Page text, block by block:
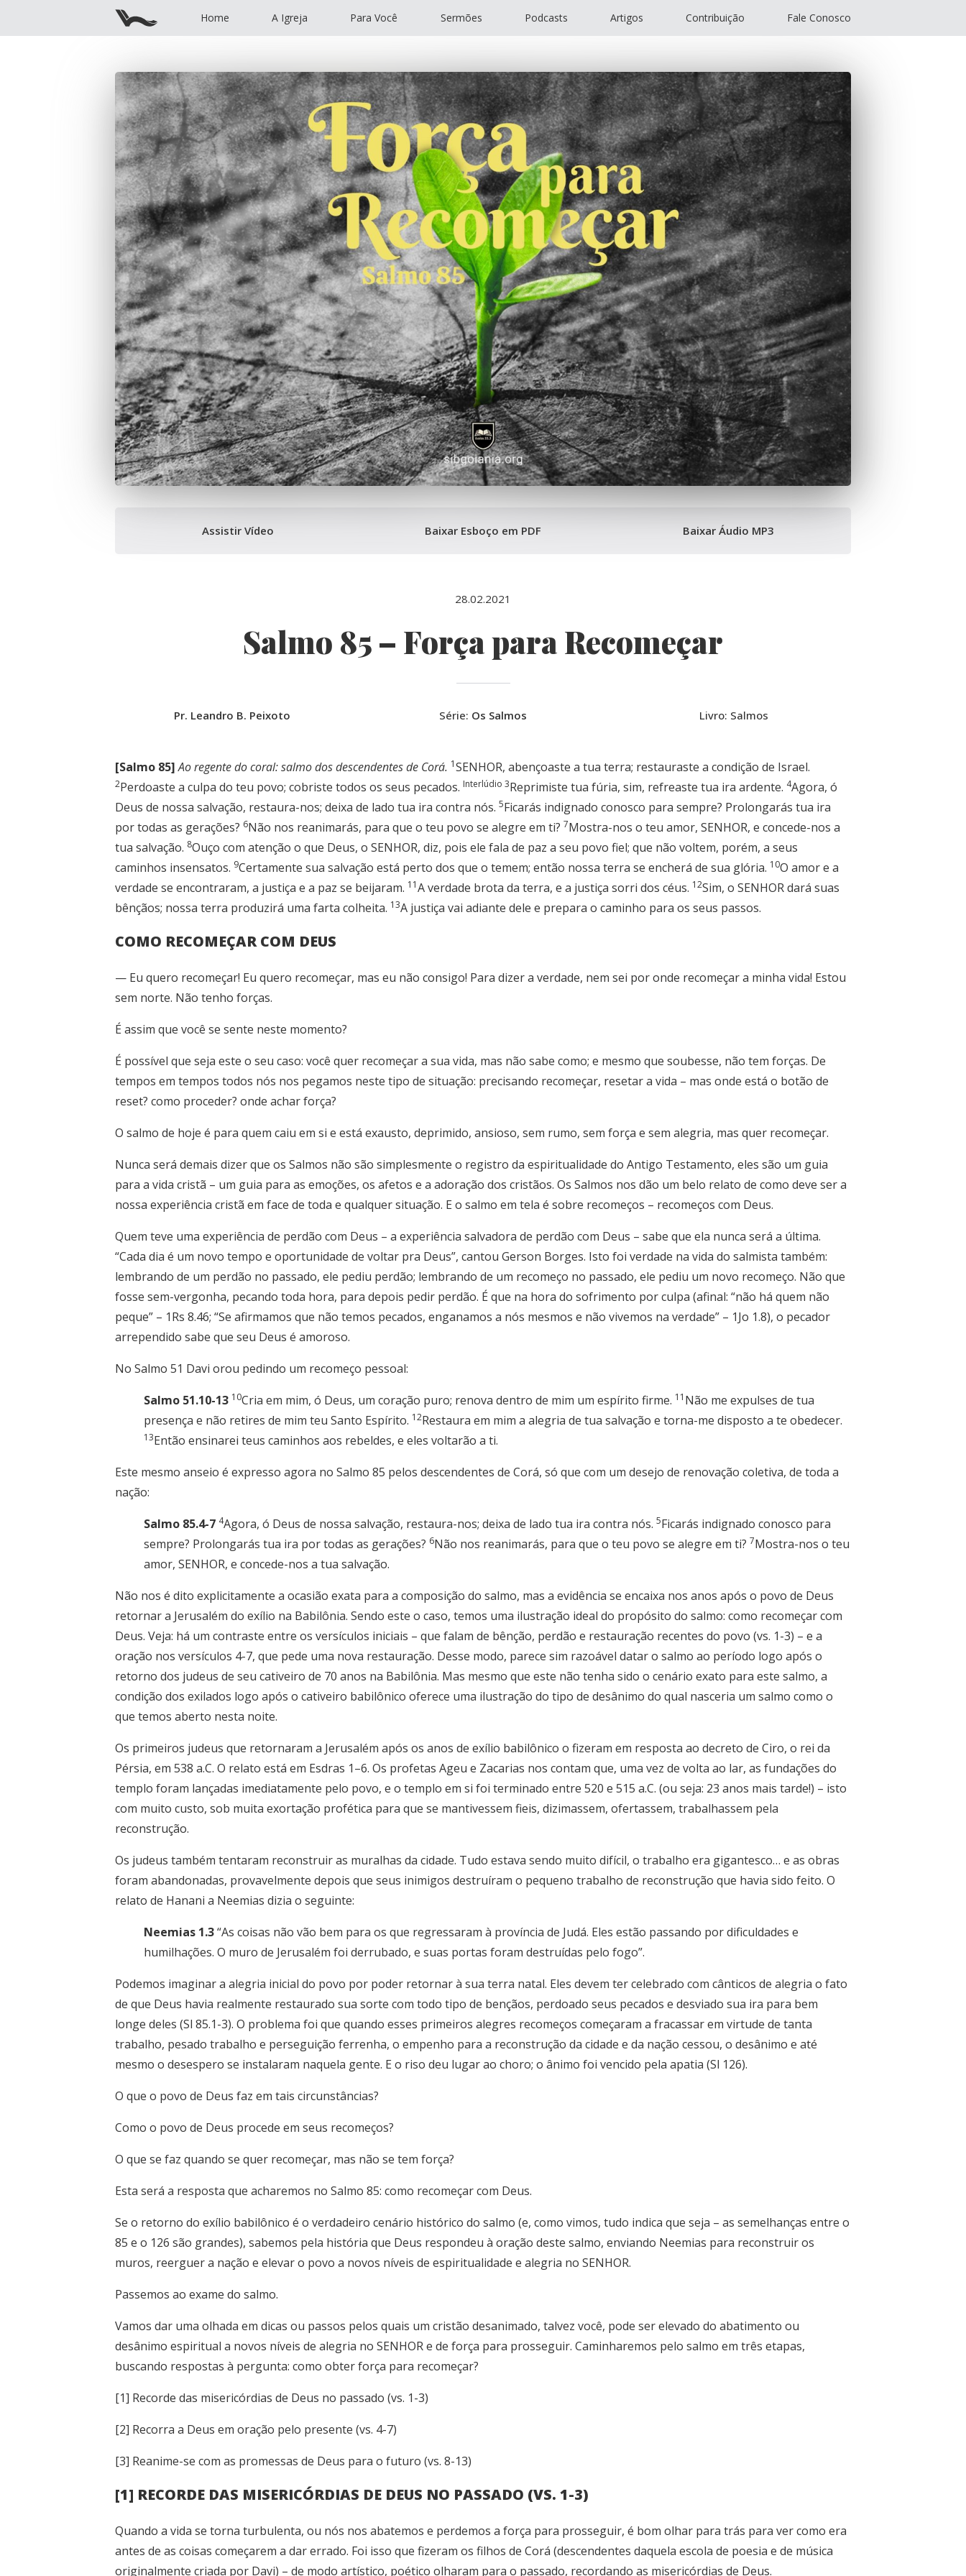
Home A Igreja Para Você Sermões Podcasts Artigos Contribuição Fale Conosco
Assistir Vídeo Baixar Esboço em PDF Baixar Áudio MP3
28.02.2021
Salmo 85 – Força para Recomeçar
Pr. Leandro B. Peixoto Série: Os Salmos Livro: Salmos
[Salmo 85]Ao regente do coral: salmo dos descendentes de Corá. 1SENHOR, abençoaste a tua terra; restauraste a condição de Israel.
2Perdoaste a culpa do teu povo; cobriste todos os seus pecados. Interlúdio 3Reprimiste tua fúria, sim, refreaste tua ira ardente. 4Agora, ó
Deus de nossa salvação, restaura-nos; deixa de lado tua ira contra nós. 5Ficarás indignado conosco para sempre? Prolongarás tua ira
por todas as gerações? 6Não nos reanimarás, para que o teu povo se alegre em ti? 7Mostra-nos o teu amor, SENHOR, e concede-nos a
tua salvação. 8Ouço com atenção o que Deus, o SENHOR, diz, pois ele fala de paz a seu povo fiel; que não voltem, porém, a seus
caminhos insensatos. 9Certamente sua salvação está perto dos que o temem; então nossa terra se encherá de sua glória. 10O amor e a
verdade se encontraram, a justiça e a paz se beijaram. 11A verdade brota da terra, e a justiça sorri dos céus. 12Sim, o SENHOR dará suas
bênçãos; nossa terra produzirá uma farta colheita. 13A justiça vai adiante dele e prepara o caminho para os seus passos.
COMO RECOMEÇAR COM DEUS
— Eu quero recomeçar! Eu quero recomeçar, mas eu não consigo! Para dizer a verdade, nem sei por onde recomeçar a minha vida! Estou
sem norte. Não tenho forças.
É assim que você se sente neste momento?
É possível que seja este o seu caso: você quer recomeçar a sua vida, mas não sabe como; e mesmo que soubesse, não tem forças. De
tempos em tempos todos nós nos pegamos neste tipo de situação: precisando recomeçar, resetar a vida – mas onde está o botão de
reset? como proceder? onde achar força?
O salmo de hoje é para quem caiu em si e está exausto, deprimido, ansioso, sem rumo, sem força e sem alegria, mas quer recomeçar.
Nunca será demais dizer que os Salmos não são simplesmente o registro da espiritualidade do Antigo Testamento, eles são um guia
para a vida cristã – um guia para as emoções, os afetos e a adoração dos cristãos. Os Salmos nos dão um belo relato de como deve ser a
nossa experiência cristã em face de toda e qualquer situação. E o salmo em tela é sobre recomeços – recomeços com Deus.
Quem teve uma experiência de perdão com Deus – a experiência salvadora de perdão com Deus – sabe que ela nunca será a última.
“Cada dia é um novo tempo e oportunidade de voltar pra Deus”, cantou Gerson Borges. Isto foi verdade na vida do salmista também:
lembrando de um perdão no passado, ele pediu perdão; lembrando de um recomeço no passado, ele pediu um novo recomeço. Não que
fosse sem-vergonha, pecando toda hora, para depois pedir perdão. É que na hora do sofrimento por culpa (afinal: “não há quem não
peque” – 1Rs 8.46; “Se afirmamos que não temos pecados, enganamos a nós mesmos e não vivemos na verdade” – 1Jo 1.8), o pecador
arrependido sabe que seu Deus é amoroso.
No Salmo 51 Davi orou pedindo um recomeço pessoal:
Salmo 51.10-13 10Cria em mim, ó Deus, um coração puro; renova dentro de mim um espírito firme. 11 Não me expulses de tua
presença e não retires de mim teu Santo Espírito. 12Restaura em mim a alegria de tua salvação e torna-me disposto a te obedecer.
13Então ensinarei teus caminhos aos rebeldes, e eles voltarão a ti.
Este mesmo anseio é expresso agora no Salmo 85 pelos descendentes de Corá, só que com um desejo de renovação coletiva, de toda a
nação:
Salmo 85.4-7 4Agora, ó Deus de nossa salvação, restaura-nos; deixa de lado tua ira contra nós. 5Ficarás indignado conosco para
sempre? Prolongarás tua ira por todas as gerações? 6Não nos reanimarás, para que o teu povo se alegre em ti? 7Mostra-nos o teu
amor, SENHOR, e concede-nos a tua salvação.
Não nos é dito explicitamente a ocasião exata para a composição do salmo, mas a evidência se encaixa nos anos após o povo de Deus
retornar a Jerusalém do exílio na Babilônia. Sendo este o caso, temos uma ilustração ideal do propósito do salmo: como recomeçar com
Deus. Veja: há um contraste entre os versículos iniciais – que falam de bênção, perdão e restauração recentes do povo (vs. 1-3) – e a
oração nos versículos 4-7, que pede uma nova restauração. Desse modo, parece sim razoável datar o salmo ao período logo após o
retorno dos judeus de seu cativeiro de 70 anos na Babilônia. Mas mesmo que este não tenha sido o cenário exato para este salmo, a
condição dos exilados logo após o cativeiro babilônico oferece uma ilustração do tipo de desânimo do qual nasceria um salmo como o
que temos aberto nesta noite.
Os primeiros judeus que retornaram a Jerusalém após os anos de exílio babilônico o fizeram em resposta ao decreto de Ciro, o rei da
Pérsia, em 538 a.C. O relato está em Esdras 1–6. Os profetas Ageu e Zacarias nos contam que, uma vez de volta ao lar, as fundações do
templo foram lançadas imediatamente pelo povo, e o templo em si foi terminado entre 520 e 515 a.C. (ou seja: 23 anos mais tarde!) – isto
com muito custo, sob muita exortação profética para que se mantivessem fieis, dizimassem, ofertassem, trabalhassem pela
reconstrução.
Os judeus também tentaram reconstruir as muralhas da cidade. Tudo estava sendo muito difícil, o trabalho era gigantesco… e as obras
foram abandonadas, provavelmente depois que seus inimigos destruíram o pequeno trabalho de reconstrução que havia sido feito. O
relato de Hanani a Neemias dizia o seguinte:
Neemias 1.3“As coisas não vão bem para os que regressaram à província de Judá. Eles estão passando por dificuldades e
humilhações. O muro de Jerusalém foi derrubado, e suas portas foram destruídas pelo fogo”.
Podemos imaginar a alegria inicial do povo por poder retornar à sua terra natal. Eles devem ter celebrado com cânticos de alegria o fato
de que Deus havia realmente restaurado sua sorte com todo tipo de bençãos, perdoado seus pecados e desviado sua ira para bem
longe deles (Sl 85.1-3). O problema foi que quando esses primeiros alegres recomeços começaram a fracassar em virtude de tanta
trabalho, pesado trabalho e perseguição ferrenha, o empenho para a reconstrução da cidade e da nação cessou, o desânimo e até
mesmo o desespero se instalaram naquela gente. E o riso deu lugar ao choro; o ânimo foi vencido pela apatia (Sl 126).
O que o povo de Deus faz em tais circunstâncias?
Como o povo de Deus procede em seus recomeços?
O que se faz quando se quer recomeçar, mas não se tem força?
Esta será a resposta que acharemos no Salmo 85: como recomeçar com Deus.
Se o retorno do exílio babilônico é o verdadeiro cenário histórico do salmo (e, como vimos, tudo indica que seja – as semelhanças entre o
85 e o 126 são grandes), sabemos pela história que Deus respondeu à oração deste salmo, enviando Neemias para reconstruir os
muros, reerguer a nação e elevar o povo a novos níveis de espiritualidade e alegria no SENHOR.
Passemos ao exame do salmo.
Vamos dar uma olhada em dicas ou passos pelos quais um cristão desanimado, talvez você, pode ser elevado do abatimento ou
desânimo espiritual a novos níveis de alegria no SENHOR e de força para prosseguir. Caminharemos pelo salmo em três etapas,
buscando respostas à pergunta: como obter força para recomeçar?
[1] Recorde das misericórdias de Deus no passado (vs. 1-3)
[2] Recorra a Deus em oração pelo presente (vs. 4-7)
[3] Reanime-se com as promessas de Deus para o futuro (vs. 8-13)
[1] RECORDE DAS MISERICÓRDIAS DE DEUS NO PASSADO (VS. 1-3)
Quando a vida se torna turbulenta, ou nós nos abatemos e perdemos a força para prosseguir, é bom olhar para trás para ver como era
antes de as coisas começarem a dar errado. Foi isso que fizeram os filhos de Corá (descendentes daquela escola de poesia e de música
originalmente criada por Davi) – de modo artístico, poético olharam para o passado, recordando as misericórdias de Deus.